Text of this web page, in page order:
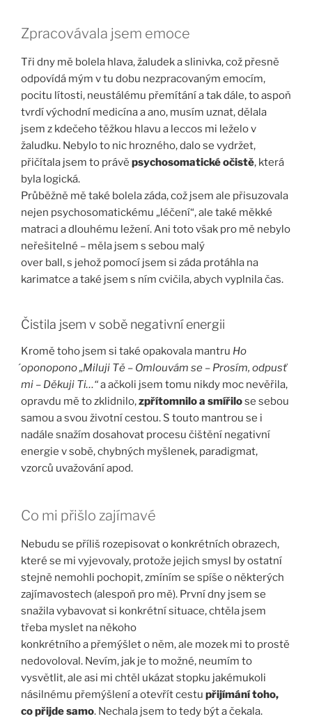
Zpracovávala jsem emoce
Tři dny mě bolela hlava, žaludek a slinivka, což přesně
odpovídá mým v tu dobu nezpracovaným emocím,
pocitu lítosti, neustálému přemítání a tak dále, to aspoň
tvrdí východní medicína a ano, musím uznat, dělala
jsem z kdečeho těžkou hlavu a leccos mi leželo v
žaludku. Nebylo to nic hrozného, dalo se vydržet,
přičítala jsem to právě psychosomatické očistě, která
byla logická.
Průběžně mě také bolela záda, což jsem ale přisuzovala
nejen psychosomatickému „léčení“, ale také měkké
matraci a dlouhému ležení. Ani toto však pro mě nebylo
neřešitelné – měla jsem s sebou malý
over ball, s jehož pomocí jsem si záda protáhla na
karimatce a také jsem s ním cvičila, abych vyplnila čas.
Čistila jsem v sobě negativní energii
Kromě toho jsem si také opakovala mantru Ho
́oponopono „Miluji Tě – Omlouvám se – Prosím, odpusť
mi – Děkuji Ti…“a ačkoli jsem tomu nikdy moc nevěřila,
opravdu mě to zklidnilo,zpřítomnilo a smířilose sebou
samou a svou životní cestou. S touto mantrou se i
nadále snažím dosahovat procesu čištění negativní
energie v sobě, chybných myšlenek, paradigmat,
vzorců uvažování apod.
Co mi přišlo zajímavé
Nebudu se příliš rozepisovat o konkrétních obrazech,
které se mi vyjevovaly, protože jejich smysl by ostatní
stejně nemohli pochopit, zmíním se spíše o některých
zajímavostech (alespoň pro mě). První dny jsem se
snažila vybavovat si konkrétní situace, chtěla jsem
třeba myslet na někoho
konkrétního a přemýšlet o něm, ale mozek mi to prostě
nedovoloval. Nevím, jak je to možné, neumím to
vysvětlit, ale asi mi chtěl ukázat stopku jakémukoli
násilnému přemýšlení a otevřít cestu přijímání toho,
co přijde samo. Nechala jsem to tedy být a čekala.